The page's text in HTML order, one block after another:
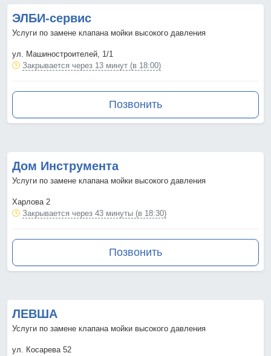
ЭЛБИ-сервис
Услуги по замене клапана мойки высокого давления
ул. Машиностроителей, 1/1
Закрывается через 13 минут (в 18:00)
Позвонить
Дом Инструмента
Услуги по замене клапана мойки высокого давления
Харлова 2
Закрывается через 43 минуты (в 18:30)
Позвонить
ЛЕВША
Услуги по замене клапана мойки высокого давления
ул. Косарева 52